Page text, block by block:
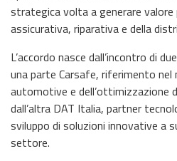
strategica volta a generare valore
assicurativa, riparativa e della
L’accordo nasce dall’incontro di
una parte Carsafe, riferimento nel
automotive e dell’ottimizzazione
dall’altra DAT Italia, partner
sviluppo di soluzioni innovative a
settore.